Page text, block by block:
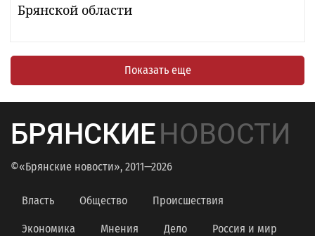
Брянской области
Показать еще
БРЯНСКИЕНОВОСТИ
©«Брянские новости», 2011—2026
Власть Общество Происшествия
Экономика Мнения Дело Россия и мир